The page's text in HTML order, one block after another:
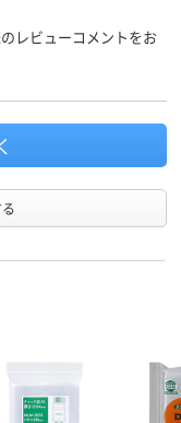
レビューコメントをお